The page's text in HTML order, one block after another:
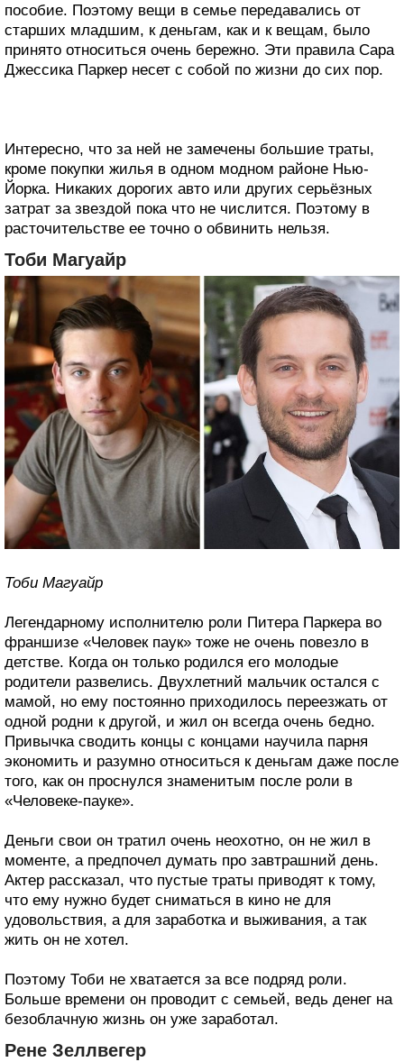
пособие. Поэтому вещи в семье передавались от
старших младшим, к деньгам, как и к вещам, было
принято относиться очень бережно. Эти правила Сара
Джессика Паркер несет с собой по жизни до сих пор.
Интересно, что за ней не замечены большие траты,
кроме покупки жилья в одном модном районе Нью-
Йорка. Никаких дорогих авто или других серьёзных
затрат за звездой пока что не числится. Поэтому в
расточительстве ее точно о обвинить нельзя.
Тоби Магуайр
Тоби Магуайр
Легендарному исполнителю роли Питера Паркера во
франшизе «Человек паук» тоже не очень повезло в
детстве. Когда он только родился его молодые
родители развелись. Двухлетний мальчик остался с
мамой, но ему постоянно приходилось переезжать от
одной родни к другой, и жил он всегда очень бедно.
Привычка сводить концы с концами научила парня
экономить и разумно относиться к деньгам даже после
того, как он проснулся знаменитым после роли в
«Человеке-пауке».
Деньги свои он тратил очень неохотно, он не жил в
моменте, а предпочел думать про завтрашний день.
Актер рассказал, что пустые траты приводят к тому,
что ему нужно будет сниматься в кино не для
удовольствия, а для заработка и выживания, а так
жить он не хотел.
Поэтому Тоби не хватается за все подряд роли.
Больше времени он проводит с семьей, ведь денег на
безоблачную жизнь он уже заработал.
Рене Зеллвегер